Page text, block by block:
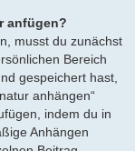
anfügen?
musst du zunächst
Bereich
gespeichert hast,
anhängen“
indem du in
Anhängen